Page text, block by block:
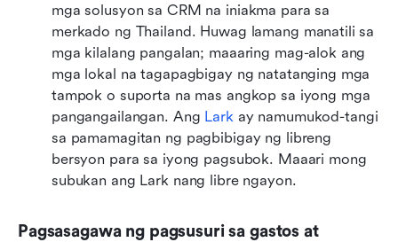
mga solusyon sa CRM na iniakma para sa
merkado ng Thailand. Huwag lamang manatili sa
mga kilalang pangalan; maaaring mag-alok ang
mga lokal na tagapagbigay ng natatanging mga
tampok o suporta na mas angkop sa iyong mga
pangangailangan. Ang Lark ay namumukod-tangi
sa pamamagitan ng pagbibigay ng libreng
bersyon para sa iyong pagsubok. Maaari mong
subukan ang Lark nang libre ngayon.
Pagsasagawa ng pagsusuri sa gastos at